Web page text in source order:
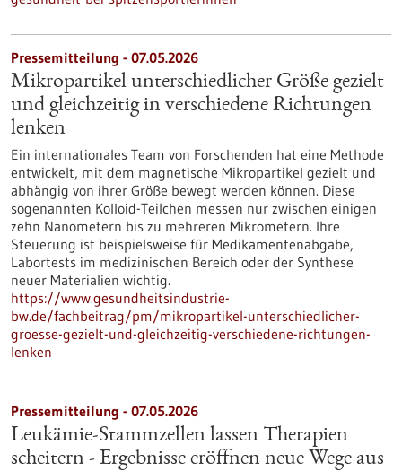
Pressemitteilung - 07.05.2026
Mikropartikel unterschiedlicher Größe gezielt
und gleichzeitig in verschiedene Richtungen
lenken
Ein internationales Team von Forschenden hat eine Methode
entwickelt, mit dem magnetische Mikropartikel gezielt und
abhängig von ihrer Größe bewegt werden können. Diese
sogenannten Kolloid-Teilchen messen nur zwischen einigen
zehn Nanometern bis zu mehreren Mikrometern. Ihre
Steuerung ist beispielsweise für Medikamentenabgabe,
Labortests im medizinischen Bereich oder der Synthese
neuer Materialien wichtig.
https://www.gesundheitsindustrie-
bw.de/fachbeitrag/pm/mikropartikel-unterschiedlicher-
groesse-gezielt-und-gleichzeitig-verschiedene-richtungen-
lenken
Pressemitteilung - 07.05.2026
Leukämie-Stammzellen lassen Therapien
scheitern - Ergebnisse eröffnen neue Wege aus